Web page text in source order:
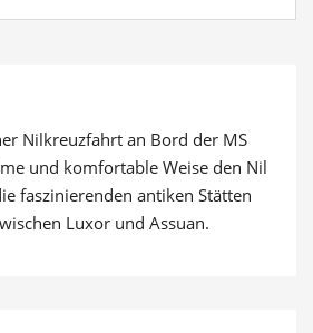
Nilkreuzfahrt an Bord der MS
und komfortable Weise den Nil
faszinierenden antiken Stätten
Luxor und Assuan.